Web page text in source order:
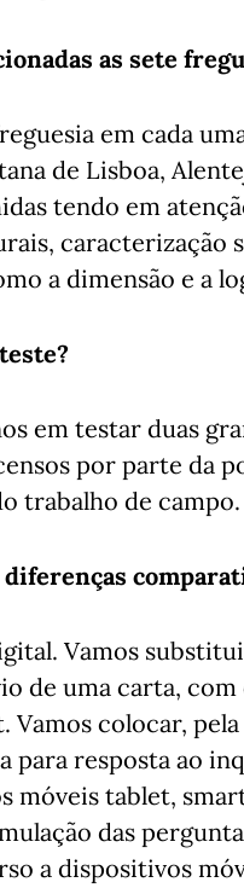
as sete
em cada
de Lisboa,
tendo em
caracterização
a dimensão e a
em testar duas
por parte da
trabalho de campo.
Vamos
de uma carta, com
colocar,
para resposta ao
móveis tablet,
das
a dispositivos